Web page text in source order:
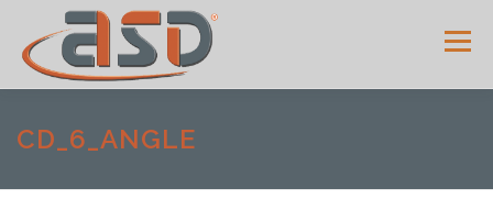
Menu
ACCUEIL SERVICES
CD_6_ANGLE